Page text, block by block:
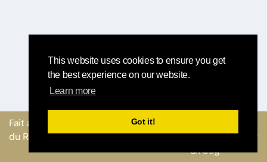
This website uses cookies to ensure you get
the best experience on our website.
Learn more
Got it!
Fait avec
du Round Robin
commentaire ou Signaler
un bug